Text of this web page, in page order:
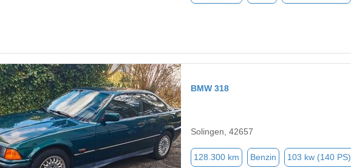
BMW 318
Solingen, 42657
128.300 km Benzin 103 kw (140 PS)